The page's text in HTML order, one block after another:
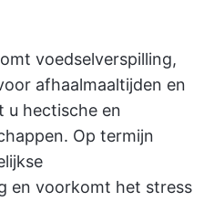
voedselverspilling,
afhaalmaaltijden en
u hectische en
Op termijn
en voorkomt het stress